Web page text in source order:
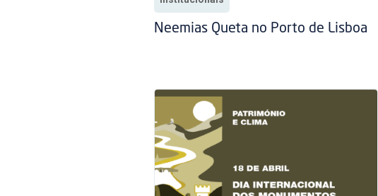
Neemias Queta no Porto de Lisboa